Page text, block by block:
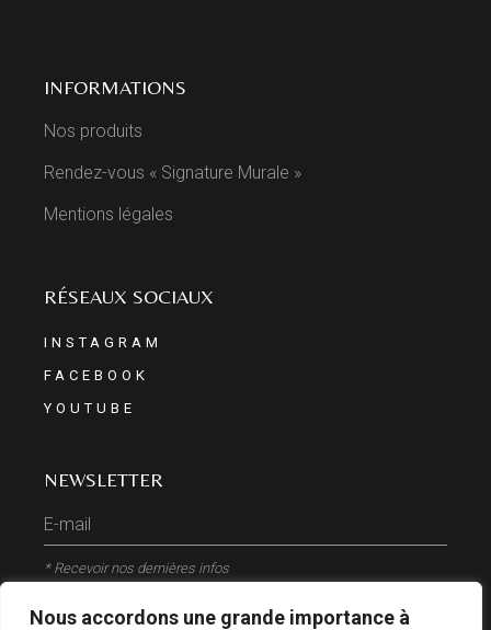
Nous accordons une grande importance à
INFORMATIONS
Nos produits
Rendez-vous « Signature Murale »
Mentions légales
RÉSEAUX SOCIAUX
INSTAGRAM
FACEBOOK
YOUTUBE
NEWSLETTER
* Recevoir nos dernières infos
ENVOYER